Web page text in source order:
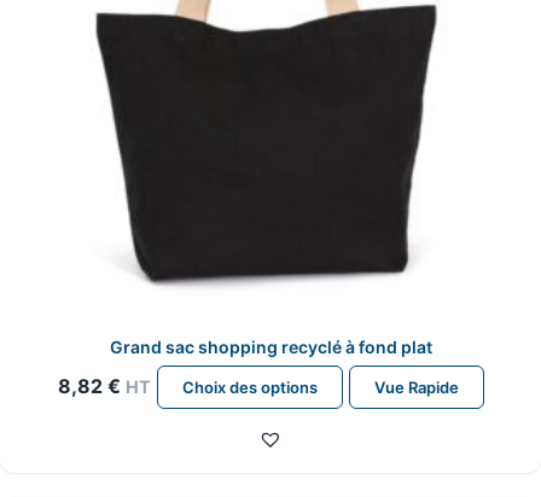
Grand sac shopping recyclé à fond plat
8,82 € HT Choix des options
Ce
produit
Vue Rapide